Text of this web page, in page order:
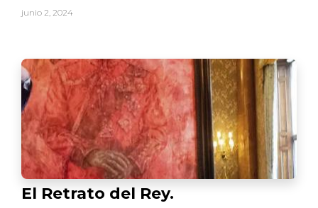
junio 2, 2024
El Retrato del Rey.